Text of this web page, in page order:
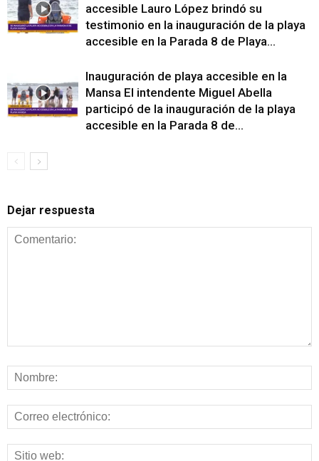
accesible Lauro López brindó su
testimonio en la inauguración de la playa
accesible en la Parada 8 de Playa...
Inauguración de playa accesible en la
Mansa El intendente Miguel Abella
participó de la inauguración de la playa
accesible en la Parada 8 de...
Dejar respuesta